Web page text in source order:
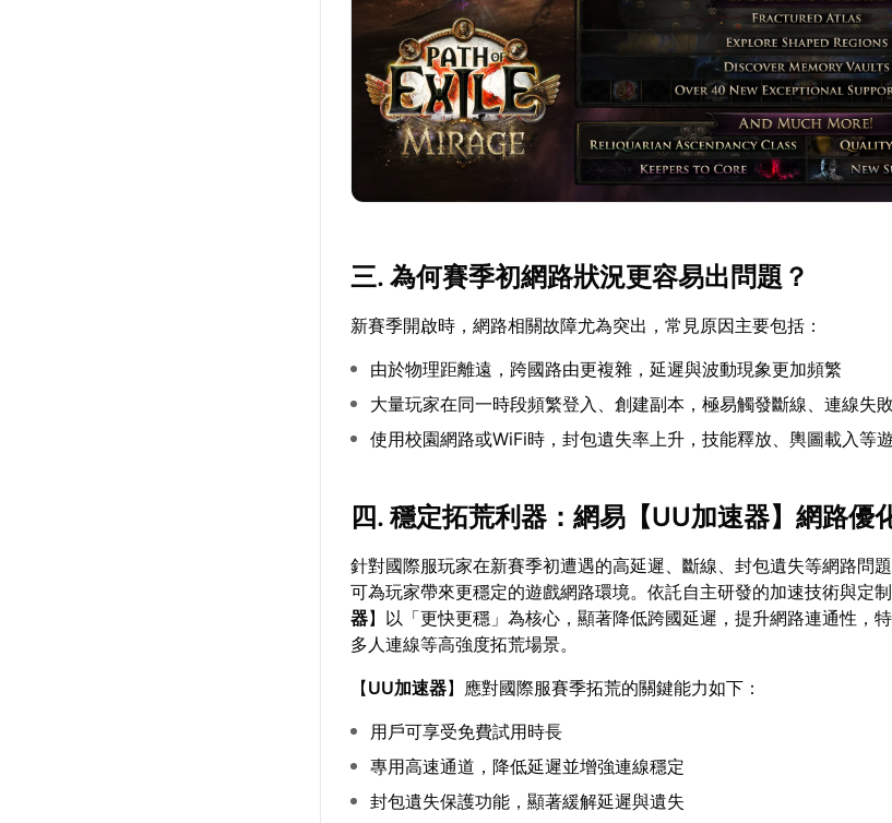
三. 為何賽季初網路狀況更容易出問題？
新賽季開啟時，網路相關故障尤為突出，常見原因主要包括：
由於物理距離遠，跨國路由更複雜，延遲與波動現象更加頻繁
大量玩家在同一時段頻繁登入、創建副本，極易觸發斷線、連線失
使用校園網路或WiFi時，封包遺失率上升，技能釋放、輿圖載入等
四. 穩定拓荒利器：網易【UU加速器】網路優
針對國際服玩家在新賽季初遭遇的高延遲、斷線、封包遺失等網路問
可為玩家帶來更穩定的遊戲網路環境。依託自主研發的加速技術與定
器】以「更快更穩」為核心，顯著降低跨國延遲，提升網路連通性，
多人連線等高強度拓荒場景。
【UU加速器】應對國際服賽季拓荒的關鍵能力如下：
用戶可享受免費試用時長
專用高速通道，降低延遲並增強連線穩定
封包遺失保護功能，顯著緩解延遲與遺失